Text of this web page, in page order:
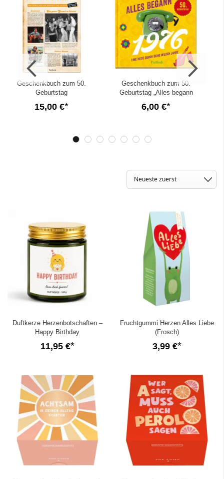
Geschenkbuch zum 50.
Geburtstag
„Geburtstagskurier 1976“
15,00 €
Geschenkbuch zum 50.
Geburtstag „Alles begann
6,00 €
Duftkerze Herzenbotschaften –
Happy Birthday
11,95 €
Fruchtgummi Herzen Alles Liebe
(Frosch)
3,99 €